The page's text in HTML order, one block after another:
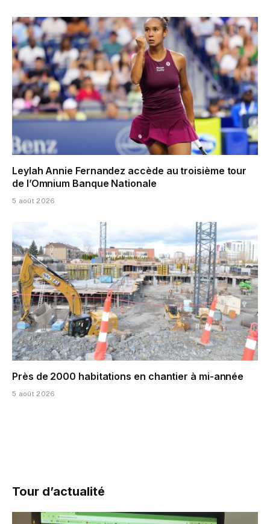
Leylah Annie Fernandez accède au troisième tour
de l’Omnium Banque Nationale
5 août 2026
Près de 2000 habitations en chantier à mi-année
5 août 2026
Tour d’actualité